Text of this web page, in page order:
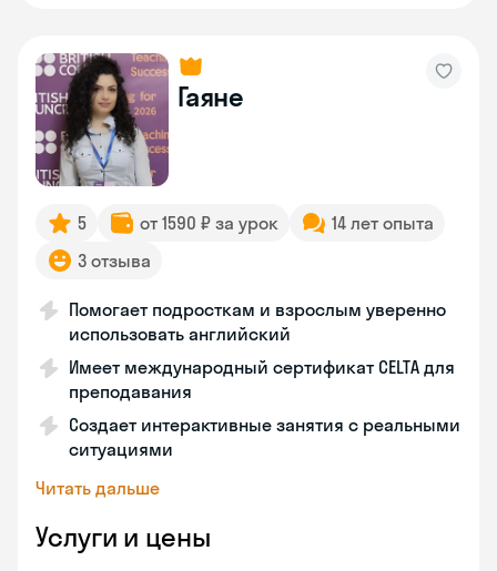
Гаяне
5 от 1590 ₽ за урок
14 лет опыта
3 отзыва
Помогает подросткам и взрослым уверенно
использовать английский
Имеет международный сертификат CELTA для
преподавания
Создает интерактивные занятия с реальными
ситуациями
Читать дальше
Услуги и цены